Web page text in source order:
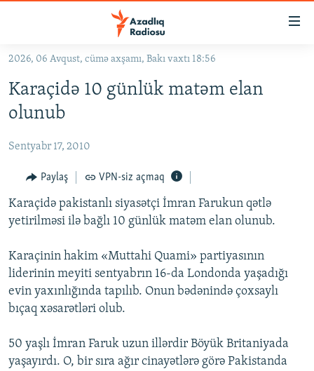
Əsas
qayıt
Əsas
qayıt
#İZAHLA
#ƏSLINDƏ
FƏRQƏ BAX
QANUNI DOĞRU
ARAŞDIRMA
MULTIMEDIA
VIDEO
FOTOQALEREYA
KARIKATURA
RADIO ARXIV
İSLAM VƏ DEMOKRATIYA
HAQQIMIZDA
PEŞƏ ETIKASI VƏ JURNALISTIKA STANDARTLARIMIZ
BIZI IZLƏ
2026, 06 Avqust, cümə axşamı, Bakı vaxtı 18:56
Karaçidə 10 günlük matəm elan
olunub
Sentyabr 17, 2010
Paylaş VPN-siz açmaq
Karaçidə pakistanlı siyasətçi İmran Farukun qətlə
yetirilməsi ilə bağlı 10 günlük matəm elan olunub.
Karaçinin hakim «Muttahi Quami» partiyasının
liderinin meyiti sentyabrın 16-da Londonda yaşadığı
evin yaxınlığında tapılıb. Onun bədənində çoxsaylı
bıçaq xəsarətləri olub.
50 yaşlı İmran Faruk uzun illərdir Böyük Britaniyada
yaşayırdı. O, bir sıra ağır cinayətlərə görə Pakistanda